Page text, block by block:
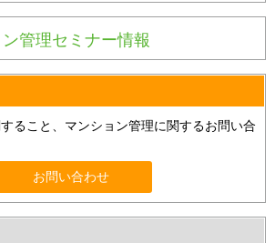
管理セミナー情報
ること、マンション管理に関するお問い合
お問い合わせ